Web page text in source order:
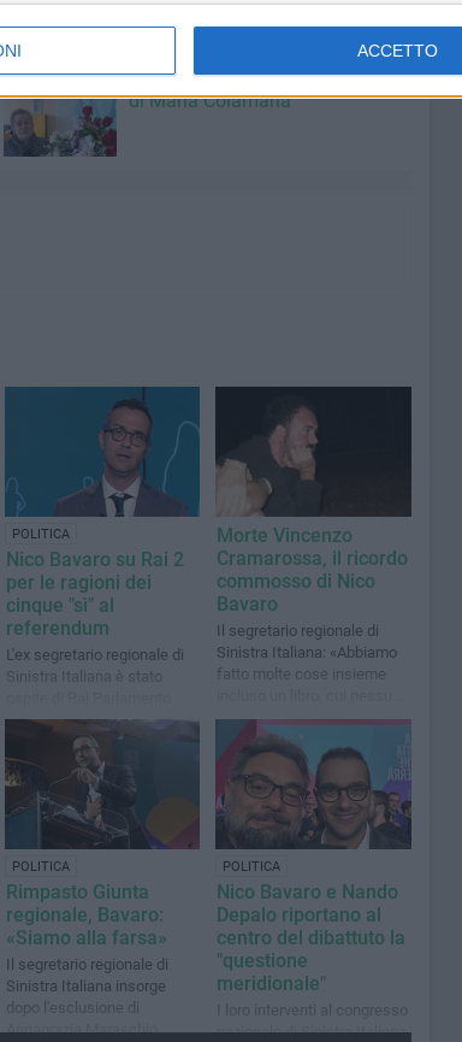
ACCETTO
Giovinazzo festeggia i 100 anni
di Maria Colamaria
POLITICA
Nico Bavaro su Rai 2
per le ragioni dei
cinque "sì" al
referendum
L'ex segretario regionale di
Sinistra Italiana è stato
Morte Vincenzo
Cramarossa, il ricordo
commosso di Nico
Bavaro
Il segretario regionale di
Sinistra Italiana: «Abbiamo
fatto molte cose insieme
credeva»
POLITICA
Rimpasto Giunta
regionale, Bavaro:
«Siamo alla farsa»
Il segretario regionale di
Sinistra Italiana insorge
dopo l'esclusione di
Annagrazia Maraschio
POLITICA
Nico Bavaro e Nando
Depalo riportano al
centro del dibattuto la
"questione
meridionale"
I loro interventi al congresso
nazionale di Sinistra Italiana